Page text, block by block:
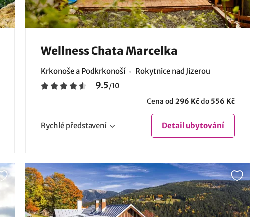
Wellness Chata Marcelka
Krkonoše a Podkrkonoší Rokytnice nad Jizerou
9.5/10
Cena od 296 Kčdo 556 Kč
Rychlé představení Detail ubytování